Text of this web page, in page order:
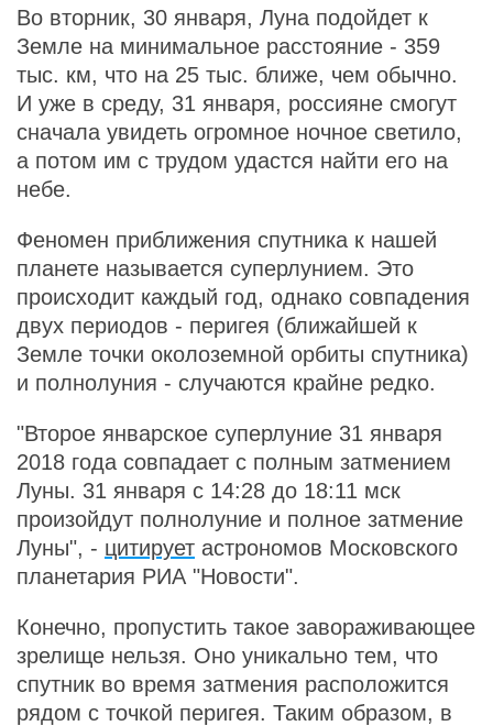
Во вторник, 30 января, Луна подойдет к
Земле на минимальное расстояние - 359
тыс. км, что на 25 тыс. ближе, чем обычно.
И уже в среду, 31 января, россияне смогут
сначала увидеть огромное ночное светило,
а потом им с трудом удастся найти его на
небе.
Феномен приближения спутника к нашей
планете называется суперлунием. Это
происходит каждый год, однако совпадения
двух периодов - перигея (ближайшей к
Земле точки околоземной орбиты спутника)
и полнолуния - случаются крайне редко.
"Второе январское суперлуние 31 января
2018 года совпадает с полным затмением
Луны. 31 января с 14:28 до 18:11 мск
произойдут полнолуние и полное затмение
Луны", - цитирует астрономов Московского
планетария РИА "Новости".
Конечно, пропустить такое завораживающее
зрелище нельзя. Оно уникально тем, что
спутник во время затмения расположится
рядом с точкой перигея. Таким образом, в